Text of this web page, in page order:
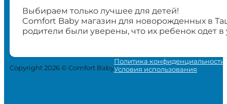
Выбираем только лучшее для детей!
Comfort Baby магазин для новорожденных в
родители были уверены, что их ребенок одет
Copyright 2026 © Comfort Baby
Политика конфиденциальности
Условия использования